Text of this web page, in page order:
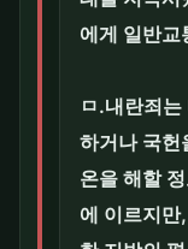
에게 일반교
ㅁ.내란죄
하거나 국헌
온을 해할
에 이르지만